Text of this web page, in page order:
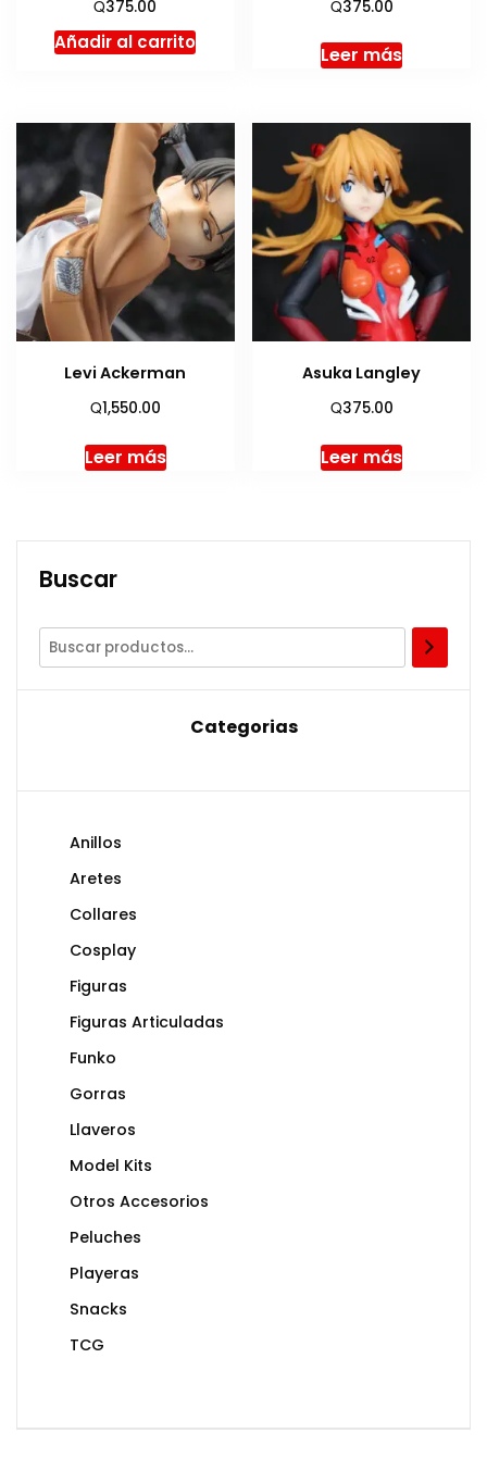
Q375.00
Añadir al carrito
Q375.00
Leer más
Levi Ackerman
Q1,550.00
Leer más
Asuka Langley
Q375.00
Leer más
Buscar
Categorias
Anillos
Aretes
Collares
Cosplay
Figuras
Figuras Articuladas
Funko
Gorras
Llaveros
Model Kits
Otros Accesorios
Peluches
Playeras
Snacks
TCG